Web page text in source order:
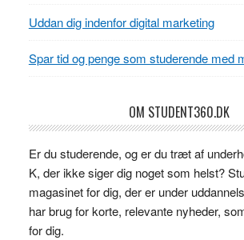
Uddan dig indenfor digital marketing
Spar tid og penge som studerende med
OM STUDENT360.DK
Er du studerende, og er du træt af
K, der ikke siger dig noget som helst?
magasinet for dig, der er under
har brug for korte, relevante nyheder,
for dig.